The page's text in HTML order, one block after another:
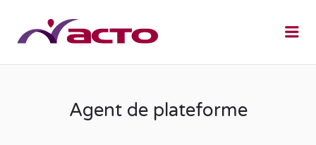
Agent de plateforme